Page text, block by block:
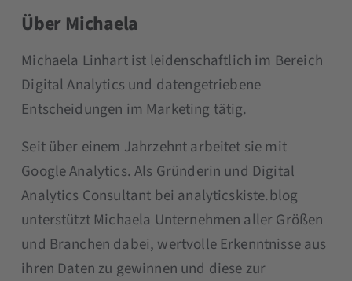
Über Michaela
Michaela Linhart ist leidenschaftlich im Bereich
Digital Analytics und datengetriebene
Entscheidungen im Marketing tätig.
Seit über einem Jahrzehnt arbeitet sie mit
Google Analytics. Als Gründerin und Digital
Analytics Consultant bei analyticskiste.blog
unterstützt Michaela Unternehmen aller Größen
und Branchen dabei, wertvolle Erkenntnisse aus
ihren Daten zu gewinnen und diese zur